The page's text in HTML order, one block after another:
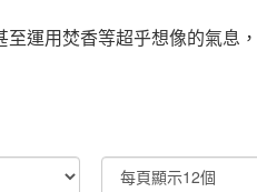
至運用焚香等超乎想像的氣息